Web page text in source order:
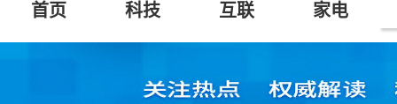
首页 科技 互联 家电